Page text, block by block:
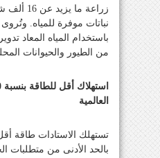
زراعة ما
نباتات موفرة للمياه.
باستخدام المياه المعاد
من الطيور والحيوانات
العالمية
بالحد الأدنى من متطلبات